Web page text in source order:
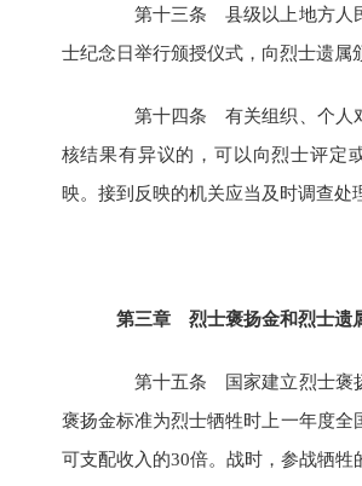
第十三条 县级以上地方人
士纪念日举行颁授仪式，向烈士遗属
第十四条 有关组织、个人
核结果有异议的，可以向烈士评定
映。接到反映的机关应当及时调查处
第三章 烈士褒扬金和烈士遗
第十五条 国家建立烈士褒
褒扬金标准为烈士牺牲时上一年度全
可支配收入的30倍。战时，参战牺牲